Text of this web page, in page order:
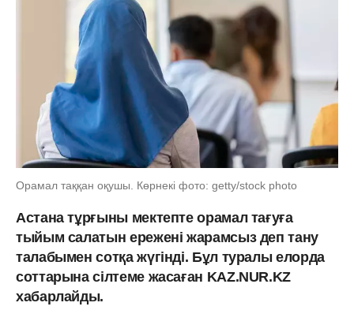
Орамал таққан оқушы. Көрнекі фото: getty/stock photo
Астана тұрғыны мектепте орамал тағуға
тыйым салатын ережені жарамсыз деп тану
талабымен сотқа жүгінді. Бұл туралы елорда
соттарына сілтеме жасаған KAZ.NUR.KZ
хабарлайды.